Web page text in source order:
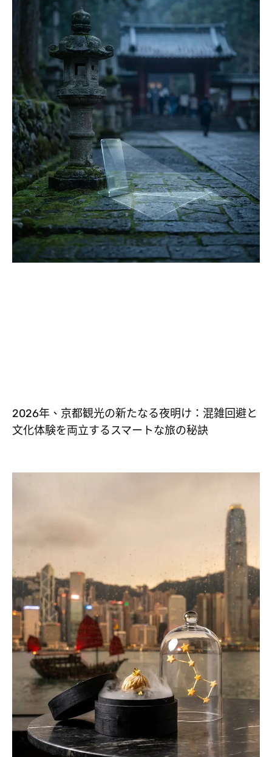
2026年、京都観光の新たなる夜明け：混雑回避と
文化体験を両立するスマートな旅の秘訣